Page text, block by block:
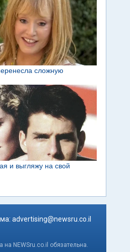
advertising@newsru.co.il
NEWSru.co.il обязательна.